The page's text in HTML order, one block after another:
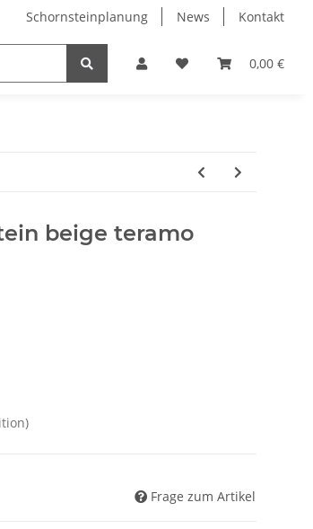
Schornsteinplanung News Kontakt
0,00 €
beige teramo
Frage zum Artikel